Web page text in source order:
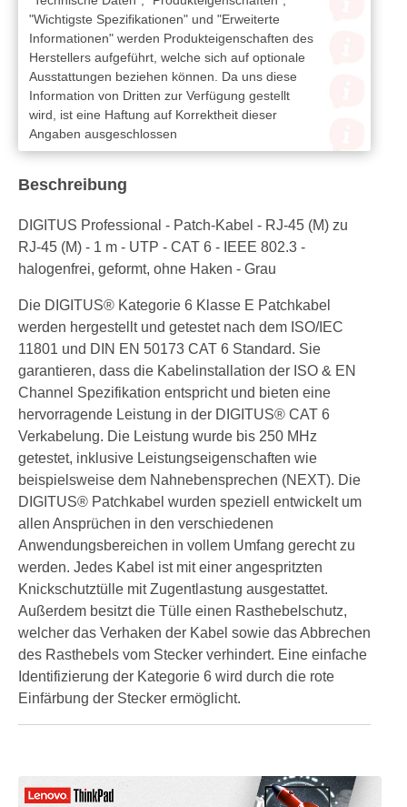
"Wichtigste Spezifikationen" und "Erweiterte
Informationen" werden Produkteigenschaften des
Herstellers aufgeführt, welche sich auf optionale
Ausstattungen beziehen können. Da uns diese
Information von Dritten zur Verfügung gestellt
wird, ist eine Haftung auf Korrektheit dieser
Angaben ausgeschlossen
Beschreibung
DIGITUS Professional - Patch-Kabel - RJ-45 (M) zu
RJ-45 (M) - 1 m - UTP - CAT 6 - IEEE 802.3 -
halogenfrei, geformt, ohne Haken - Grau
Die DIGITUS® Kategorie 6 Klasse E Patchkabel
werden hergestellt und getestet nach dem ISO/IEC
11801 und DIN EN 50173 CAT 6 Standard. Sie
garantieren, dass die Kabelinstallation der ISO & EN
Channel Spezifikation entspricht und bieten eine
hervorragende Leistung in der DIGITUS® CAT 6
Verkabelung. Die Leistung wurde bis 250 MHz
getestet, inklusive Leistungseigenschaften wie
beispielsweise dem Nahnebensprechen (NEXT). Die
DIGITUS® Patchkabel wurden speziell entwickelt um
allen Ansprüchen in den verschiedenen
Anwendungsbereichen in vollem Umfang gerecht zu
werden. Jedes Kabel ist mit einer angespritzten
Knickschutztülle mit Zugentlastung ausgestattet.
Außerdem besitzt die Tülle einen Rasthebelschutz,
welcher das Verhaken der Kabel sowie das Abbrechen
des Rasthebels vom Stecker verhindert. Eine einfache
Identifizierung der Kategorie 6 wird durch die rote
Einfärbung der Stecker ermöglicht.